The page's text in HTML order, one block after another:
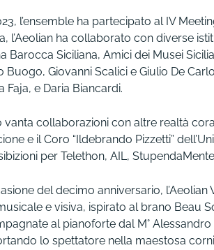
l’ensemble ha partecipato al IV
l’Aeolian ha collaborato con diverse
Barocca Siciliana, Amici dei Musei
Buogo, Giovanni Scalici e Giulio De
Faja, e Daria Biancardi.
vanta collaborazioni con altre realtà
e il Coro “Ildebrando Pizzetti”
per Telethon, AIL,
del decimo anniversario, l’Aeolian
e visiva, ispirato al brano Beau
al pianoforte dal M°
lo spettatore nella maestosa